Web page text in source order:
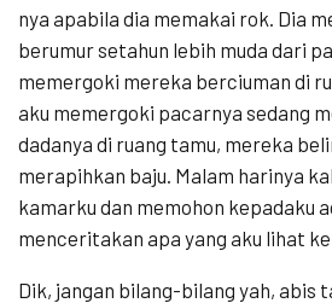
nya apabila dia memakai rok. Dia
berumur setahun lebih muda dari
memergoki mereka berciuman di
aku memergoki pacarnya sedang
dadanya di ruang tamu, mereka
merapihkan baju. Malam harinya
kamarku dan memohon kepadaku
menceritakan apa yang aku lihat
Dik, jangan bilang-bilang yah, abis